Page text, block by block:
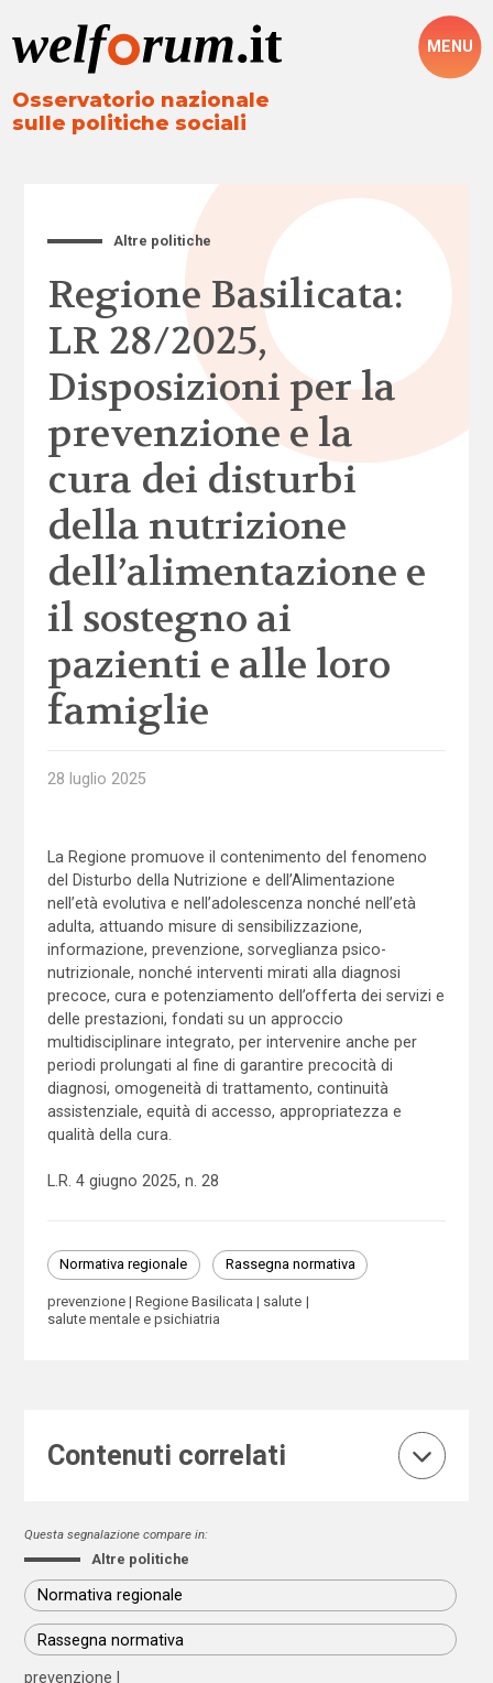
Osservatorio nazionale
sulle politiche sociali
MENU
Altre politiche
Regione Basilicata:
LR 28/2025,
Disposizioni per la
prevenzione e la
cura dei disturbi
della nutrizione
dell’alimentazione e
il sostegno ai
pazienti e alle loro
famiglie
28 luglio 2025
La Regione promuove il contenimento del fenomeno
del Disturbo della Nutrizione e dell’Alimentazione
nell’età evolutiva e nell’adolescenza nonché nell’età
adulta, attuando misure di sensibilizzazione,
informazione, prevenzione, sorveglianza psico-
nutrizionale, nonché interventi mirati alla diagnosi
precoce, cura e potenziamento dell’offerta dei servizi e
delle prestazioni, fondati su un approccio
multidisciplinare integrato, per intervenire anche per
periodi prolungati al fine di garantire precocità di
diagnosi, omogeneità di trattamento, continuità
assistenziale, equità di accesso, appropriatezza e
qualità della cura.
L.R. 4 giugno 2025, n. 28
Normativa regionale Rassegna normativa
prevenzione Regione Basilicata
salute
salute mentale e psichiatria
Contenuti correlati
Questa segnalazione compare in:
Altre politiche
Normativa regionale
Rassegna normativa
prevenzione